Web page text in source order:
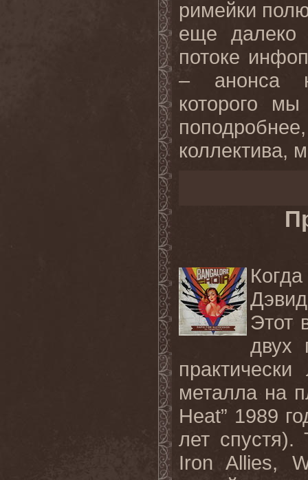
римейки
еще далеко
потоке
– анонса
которого
коллектива,
Этот
двух
металла на
Heat” 1989
лет спустя).
Iron Allies,